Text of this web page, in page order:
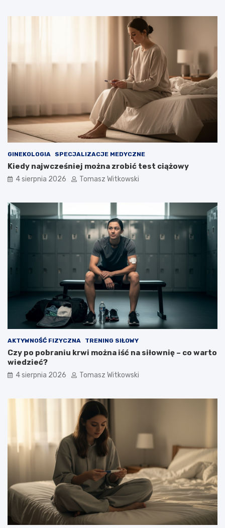
t
a
ć
GINEKOLOGIA SPECJALIZACJE MEDYCZNE
Kiedy najwcześniej można zrobić test ciążowy
4 sierpnia 2026 Tomasz Witkowski
AKTYWNOŚĆ FIZYCZNA TRENING SIŁOWY
Czy po pobraniu krwi można iść na siłownię – co warto
wiedzieć?
4 sierpnia 2026 Tomasz Witkowski